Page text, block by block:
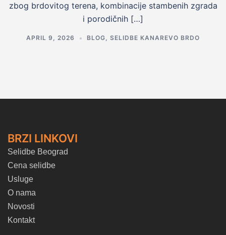
zbog brdovitog terena, kombinacije stambenih zgrada
i porodičnih […]
APRIL 9, 2026 BLOG, SELIDBE KANAREVO BRDO
BRZI LINKOVI
Selidbe Beograd
Cena selidbe
Usluge
O nama
Novosti
Kontakt